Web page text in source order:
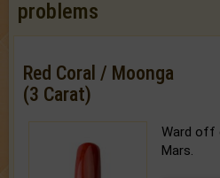
problems
Red Coral / Moonga
(3 Carat)
Ward off
Mars.